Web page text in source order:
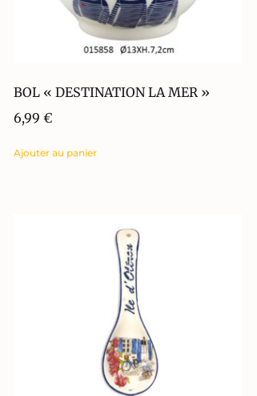
BOL « DESTINATION LA MER »
6,99 €
Ajouter au panier